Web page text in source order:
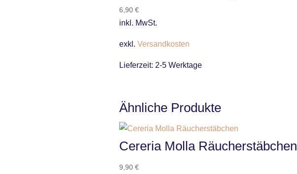
6,90 €
inkl. MwSt.
exkl. Versandkosten
Lieferzeit: 2-5 Werktage
Ähnliche Produkte
Cereria Molla Räucherstäbchen
9,90 €